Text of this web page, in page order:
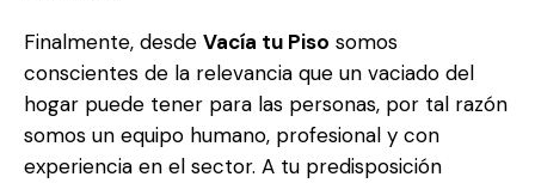
Finalmente, desde Vacía tu Piso somos
conscientes de la relevancia que un vaciado del
hogar puede tener para las personas, por tal razón
somos un equipo humano, profesional y con
experiencia en el sector. A tu predisposición